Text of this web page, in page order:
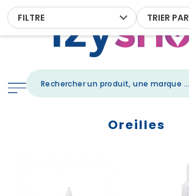
TRIER PAR
FILTRE
Oreilles